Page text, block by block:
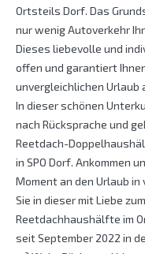
Ortsteils Dorf. Das
nur wenig Autoverkehr
Dieses liebevolle und
offen und garantiert
unvergleichlichen Urlaub
In dieser schönen
nach Rücksprache und
Reetdach-
in SPO Dorf. Ankommen
Moment an den Urlaub
Sie in dieser mit Liebe
Reetdachhaushälfte im
seit September 2022 in